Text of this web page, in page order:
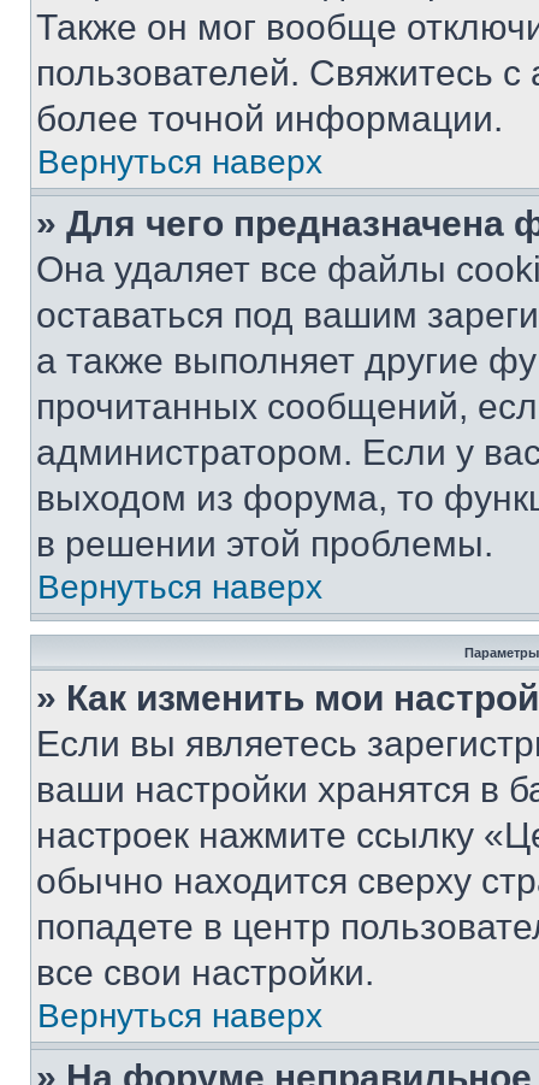
Также он мог вообще
пользователей. Свяжитесь
более точной информации.
Вернуться наверх
» Для чего предназначена
Она удаляет все файлы
оставаться под вашим
а также выполняет другие
прочитанных сообщений,
администратором. Если у
выходом из форума, то
в решении этой проблемы.
Вернуться наверх
Параметры
» Как изменить мои
Если вы являетесь
ваши настройки хранятся в
настроек нажмите ссылку
обычно находится сверху
попадете в центр
все свои настройки.
Вернуться наверх